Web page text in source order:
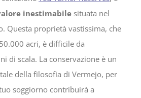
inestimabile situata nel
Questa proprietà vastissima, che
acri, è difficile da
di scala. La conservazione è un
della filosofia di Vermejo, per
soggiorno contribuirà a